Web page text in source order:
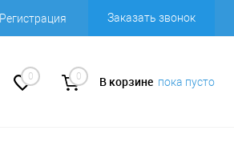
Регистрация Заказать звонок
0 0 В корзине пока пусто